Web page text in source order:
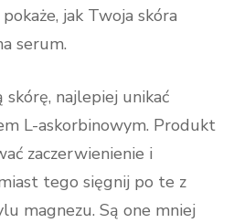
jak Twoja skóra
serum.
najlepiej unikać
L-askorbinowym. Produkt
zaczerwienienie i
tego sięgnij po te z
magnezu. Są one mniej